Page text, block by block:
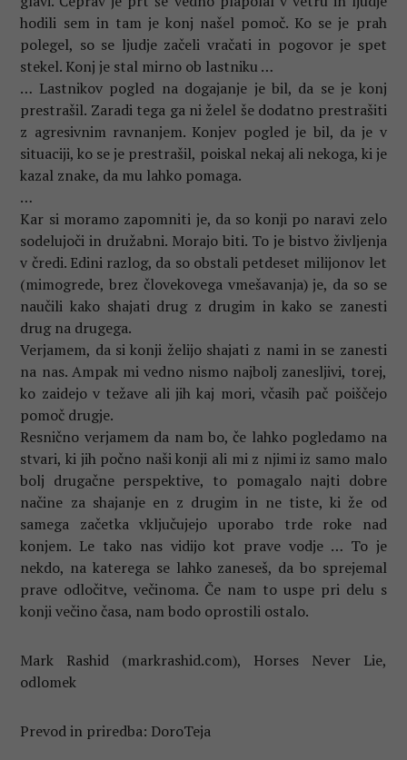
hodili sem in tam je konj našel pomoč. Ko se je prah
polegel, so se ljudje začeli vračati in pogovor je spet
stekel. Konj je stal mirno ob lastniku …
… Lastnikov pogled na dogajanje je bil, da se je konj
prestrašil. Zaradi tega ga ni želel še dodatno prestrašiti
z agresivnim ravnanjem. Konjev pogled je bil, da je v
situaciji, ko se je prestrašil, poiskal nekaj ali nekoga, ki je
kazal znake, da mu lahko pomaga.
…
Kar si moramo zapomniti je, da so konji po naravi zelo
sodelujoči in družabni. Morajo biti. To je bistvo življenja
v čredi. Edini razlog, da so obstali petdeset milijonov let
(mimogrede, brez človekovega vmešavanja) je, da so se
naučili kako shajati drug z drugim in kako se zanesti
drug na drugega.
Verjamem, da si konji želijo shajati z nami in se zanesti
na nas. Ampak mi vedno nismo najbolj zanesljivi, torej,
ko zaidejo v težave ali jih kaj mori, včasih pač poiščejo
pomoč drugje.
Resnično verjamem da nam bo, če lahko pogledamo na
stvari, ki jih počno naši konji ali mi z njimi iz samo malo
bolj drugačne perspektive, to pomagalo najti dobre
načine za shajanje en z drugim in ne tiste, ki že od
samega začetka vključujejo uporabo trde roke nad
konjem. Le tako nas vidijo kot prave vodje … To je
nekdo, na katerega se lahko zaneseš, da bo sprejemal
prave odločitve, večinoma. Če nam to uspe pri delu s
konji večino časa, nam bodo oprostili ostalo.
Mark Rashid (markrashid.com), Horses Never Lie,
odlomek
Prevod in priredba: DoroTeja